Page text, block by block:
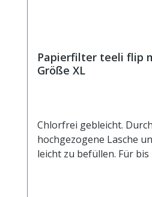
Papierfilter teeli flip
Größe XL
Chlorfrei gebleicht.
hochgezogene Lasche
leicht zu befüllen. Für bis